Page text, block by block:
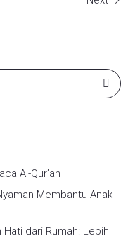
Al-Qur’an
Membantu Anak
dari Rumah: Lebih